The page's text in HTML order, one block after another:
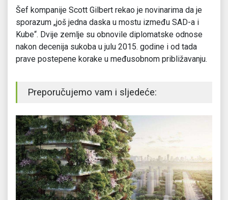
Šef kompanije Scott Gilbert rekao je novinarima da je
sporazum „još jedna daska u mostu između SAD-a i
Kube“. Dvije zemlje su obnovile diplomatske odnose
nakon decenija sukoba u julu 2015. godine i od tada
prave postepene korake u međusobnom približavanju.
Preporučujemo vam i sljedeće: